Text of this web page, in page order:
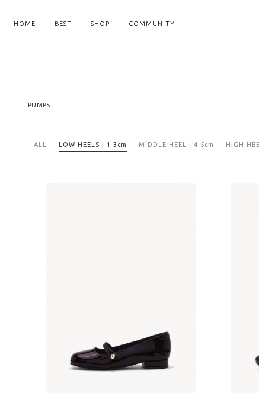
HOME BEST SHOP COMMUNITY
PUMPS
ALL LOW HEELS | 1-3cm MIDDLE HEEL | 4-5cm HIGH